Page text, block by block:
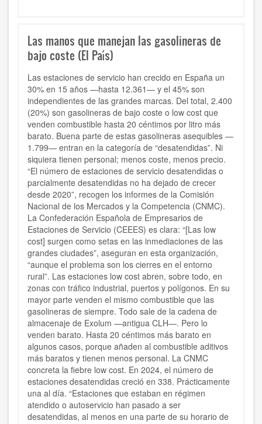
Las manos que manejan las gasolineras de
bajo coste (El País)
Las estaciones de servicio han crecido en España un
30% en 15 años —hasta 12.361— y el 45% son
independientes de las grandes marcas. Del total, 2.400
(20%) son gasolineras de bajo coste o low cost que
venden combustible hasta 20 céntimos por litro más
barato. Buena parte de estas gasolineras asequibles —
1.799— entran en la categoría de “desatendidas”. Ni
siquiera tienen personal; menos coste, menos precio.
“El número de estaciones de servicio desatendidas o
parcialmente desatendidas no ha dejado de crecer
desde 2020”, recogen los informes de la Comisión
Nacional de los Mercados y la Competencia (CNMC).
La Confederación Española de Empresarios de
Estaciones de Servicio (CEEES) es clara: “[Las low
cost] surgen como setas en las inmediaciones de las
grandes ciudades”, aseguran en esta organización,
“aunque el problema son los cierres en el entorno
rural”. Las estaciones low cost abren, sobre todo, en
zonas con tráfico industrial, puertos y polígonos. En su
mayor parte venden el mismo combustible que las
gasolineras de siempre. Todo sale de la cadena de
almacenaje de Exolum —antigua CLH—. Pero lo
venden barato. Hasta 20 céntimos más barato en
algunos casos, porque añaden al combustible aditivos
más baratos y tienen menos personal. La CNMC
concreta la fiebre low cost. En 2024, el número de
estaciones desatendidas creció en 338. Prácticamente
una al día. “Estaciones que estaban en régimen
atendido o autoservicio han pasado a ser
desatendidas, al menos en una parte de su horario de